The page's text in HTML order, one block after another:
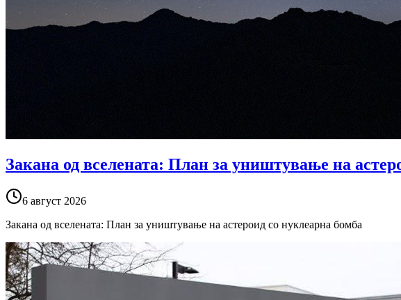
Закана од вселената: План за уништување на
6 август 2026
Закана од вселената: План за уништување на астероид со нуклеарна бомба